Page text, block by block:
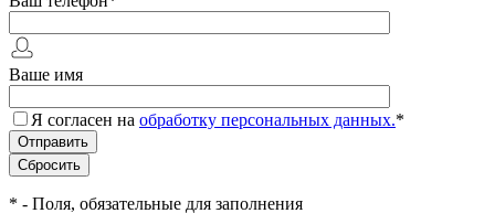
Ваше имя
Я согласен на обработку персональных данных.*
* - Поля, обязательные для заполнения